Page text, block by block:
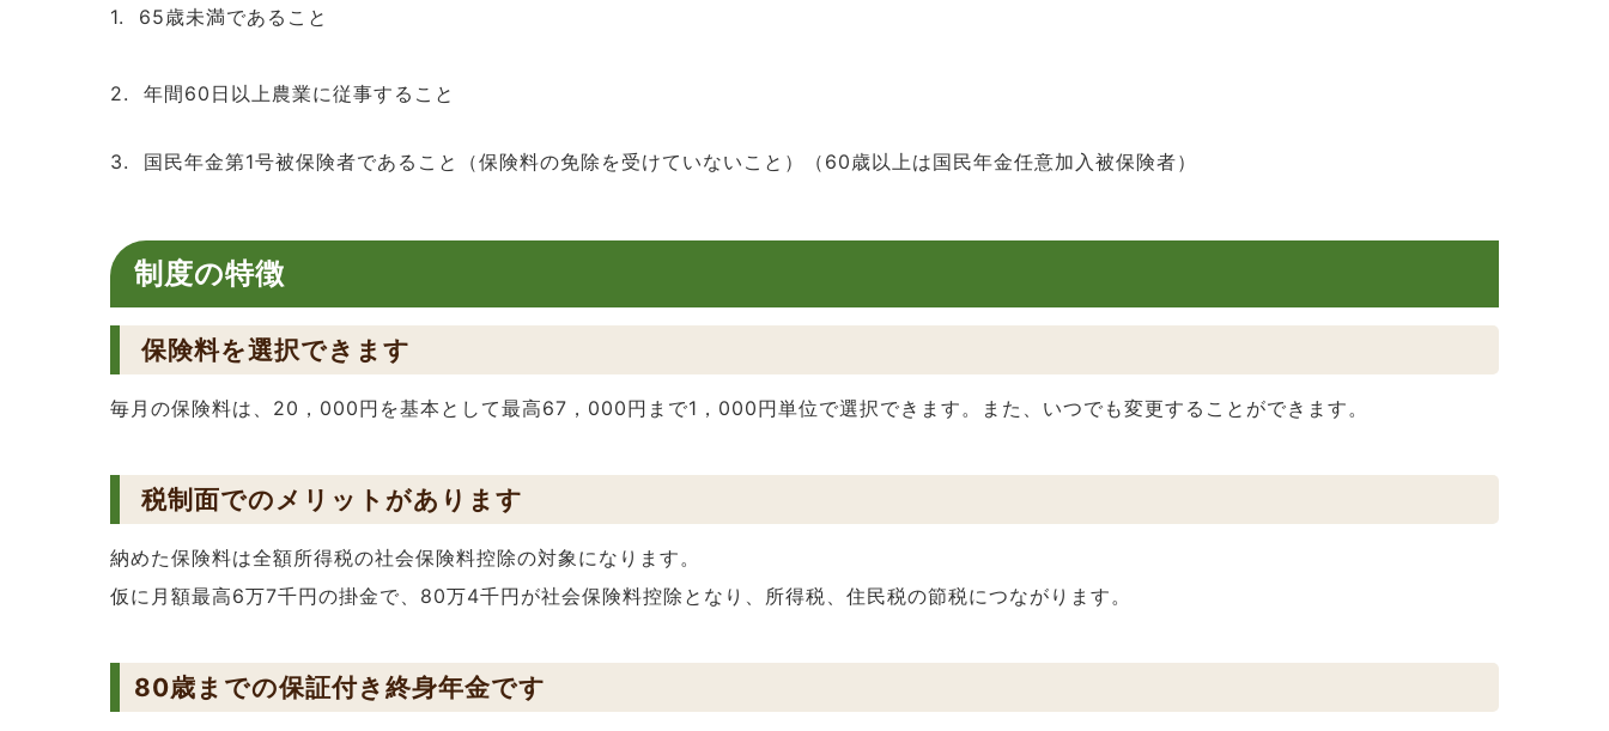
1. 65歳未満であること
2. 年間60日以上農業に従事すること
3. 国民年金第1号被保険者であること（保険料の免除を受けていないこと）（60歳以上は国民年金任意加入被保険者）
制度の特徴
保険料を選択できます
毎月の保険料は、20，000円を基本として最高67，000円まで1，000円単位で選択できます。また、いつでも変更することができます。
税制面でのメリットがあります
納めた保険料は全額所得税の社会保険料控除の対象になります。
仮に月額最高6万7千円の掛金で、80万4千円が社会保険料控除となり、所得税、住民税の節税につながります。
80歳までの保証付き終身年金です